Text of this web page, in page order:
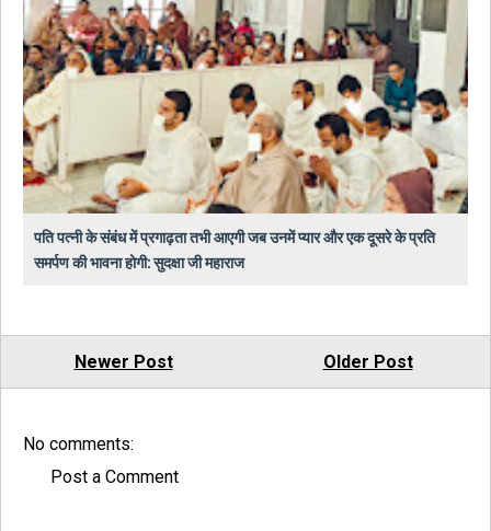
पति पत्नी के संबंध में प्रगाढ़ता तभी आएगी जब उनमें प्यार और एक दूसरे के प्रति
समर्पण की भावना होगी: सुदक्षा जी महाराज
Newer Post Older Post
No comments:
Post a Comment